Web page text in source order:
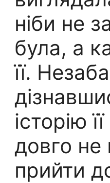
ніби не
була, а
її.
історію
довго не
прийти